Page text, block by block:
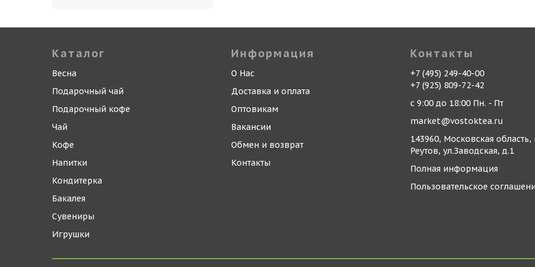
Каталог
Весна
Подарочный чай
Подарочный кофе
Чай
Кофе
Напитки
Кондитерка
Бакалея
Сувениры
Игрушки
Информация
О Нас
Доставка и оплата
Оптовикам
Вакансии
Обмен и возврат
Контакты
Контакты
+7 (495) 249-40-00
+7 (925) 809-72-42
с 9:00 до 18:00 Пн. - Пт
market@vostoktea.ru
143960, Московская область,
Реутов, ул.Заводская, д.1
Полная информация
Пользовательское